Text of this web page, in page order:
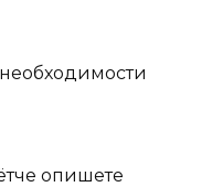
опишете